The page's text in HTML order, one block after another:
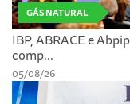
GÁS NATURAL
IBP, ABRACE e
comp...
05/08/26